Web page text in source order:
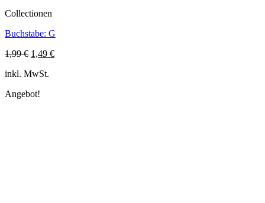
Collectionen
Buchstabe: G
1,99€ Ursprünglicher
war:
1,49 €Aktueller
inkl. MwSt.
Angebot!